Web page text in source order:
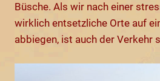
Büsche. Als wir nach einer
wirklich entsetzliche Orte auf
abbiegen, ist auch der Verkehr